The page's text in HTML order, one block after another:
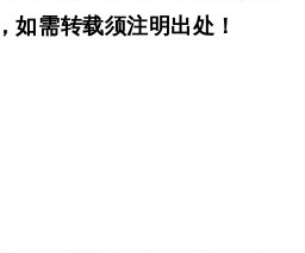
如需转载须注明出处！